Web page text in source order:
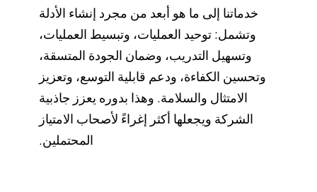
خدماتنا إلى ما هو أبعد من مجرد إنشاء الأدلة
وتشمل: توحيد العمليات، وتبسيط العمليات،
وتسهيل التدريب، وضمان الجودة المتسقة،
وتحسين الكفاءة، ودعم قابلية التوسع، وتعزيز
الامتثال والسلامة. وهذا بدوره يعزز جاذبية
الشركة ويجعلها أكثر إغراءً لأصحاب الامتياز
المحتملين.